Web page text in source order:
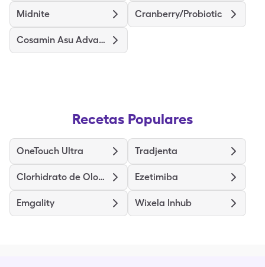
Midnite Cranberry/Probiotic
Cosamin Asu Advanced Formula
Recetas Populares
OneTouch Ultra Tradjenta
Clorhidrato de Olopatadina Ezetimiba
Emgality Wixela Inhub